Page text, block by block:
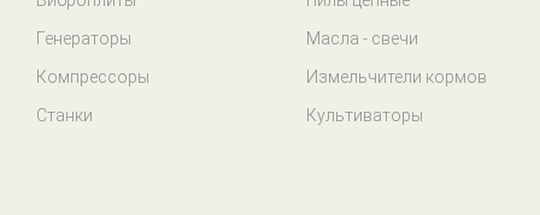
Генераторы
Компрессоры
Станки
Масла - свечи
Измельчители кормов
Культиваторы